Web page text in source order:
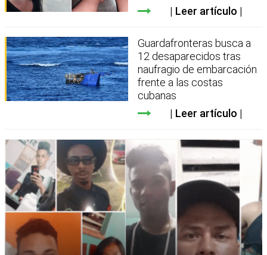
Leer artículo
Guardafronteras busca a
12 desaparecidos tras
naufragio de embarcación
frente a las costas
cubanas
Leer artículo